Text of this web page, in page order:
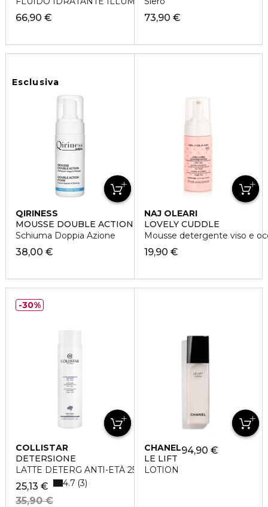
66,90 € 73,90 €
Esclusiva
QIRINESS
MOUSSE DOUBLE ACTION
Schiuma Doppia Azione
38,00 €
NAJ OLEARI
LOVELY CUDDLE
Mousse detergente viso e
19,90 €
COLLISTAR
DETERSIONE
LATTE DETERG ANTI-ETÀ 250ML
25,13 €
35,90 €
4.7 3
30%
CHANEL
LE LIFT
LOTION
94,90 €